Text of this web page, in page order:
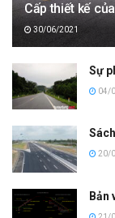
Cấp thiết kế
30/06/2021
Sự
04/
20/
Bản